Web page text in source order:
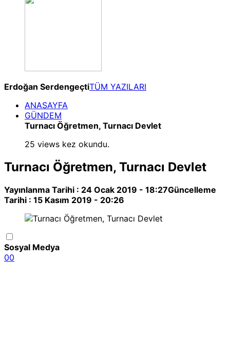
Erdoğan SerdengeçtiTÜM YAZILARI
ANASAYFA
GÜNDEM
Turnacı Öğretmen, Turnacı Devlet
25 views kez okundu.
Turnacı Öğretmen, Turnacı Devlet
Yayınlanma Tarihi : 24 Ocak 2019 - 18:27Güncelleme
Tarihi : 15 Kasım 2019 - 20:26
Sosyal Medya
00